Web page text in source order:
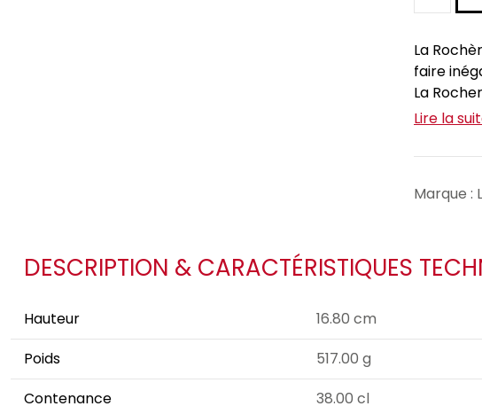
La
faire
La
Lire la
Marque :
DESCRIPTION & CARACTÉRISTIQUES
Hauteur
16.80 cm
Poids
517.00 g
Contenance
38.00 cl